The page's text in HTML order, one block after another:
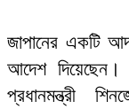
জাপানের একটি
আদেশ দিয়েছেন।
প্রধানমন্ত্রী